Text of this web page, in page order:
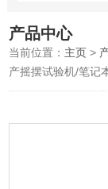
产品中心
当前位置： 主页 >
产摇摆试验机/笔记